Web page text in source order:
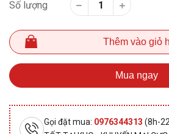
Số lượng
Thêm vào giỏ
Mua ngay
Gọi đặt mua: 0976344313 (8h-